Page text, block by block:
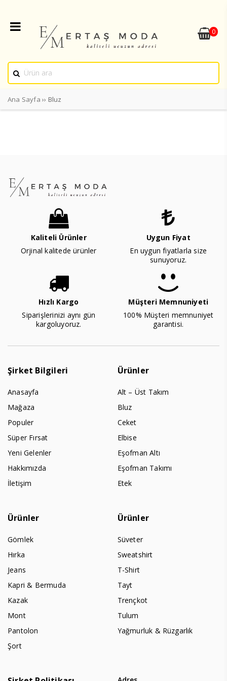
0
Ana Sayfa ›› Bluz
Kaliteli Ürünler
Orjinal kalitede ürünler
Uygun Fiyat
En uygun fiyatlarla size
sunuyoruz.
Hızlı Kargo
Siparişlerinizi aynı gün
kargoluyoruz.
Müşteri Memnuniyeti
100% Müşteri memnuniyet
garantisi.
Şirket Bilgileri
Anasayfa
Mağaza
Populer
Süper Fırsat
Yeni Gelenler
Hakkımızda
İletişim
Ürünler
Alt – Üst Takım
Bluz
Ceket
Elbise
Eşofman Altı
Eşofman Takımı
Etek
Ürünler
Gömlek
Hırka
Jeans
Kapri & Bermuda
Kazak
Mont
Pantolon
Şort
Ürünler
Süveter
Sweatshirt
T-Shirt
Tayt
Trençkot
Tulum
Yağmurluk & Rüzgarlık